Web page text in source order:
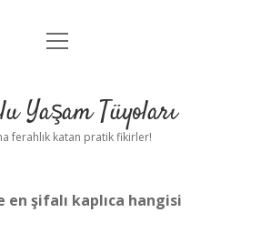
Anasayfa
Yasal Uyarı
menüyü
Yaşam Tüyoları
ferahlık katan pratik fikirler!
en şifalı kaplıca hangisi